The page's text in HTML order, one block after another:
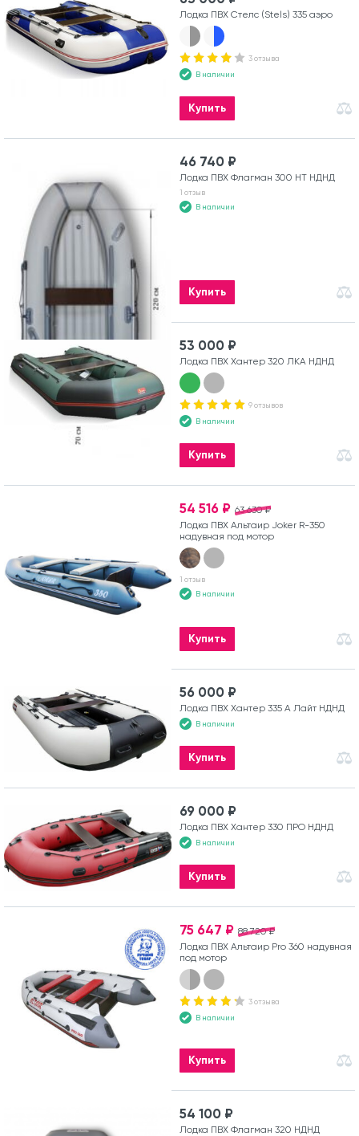
Лодка ПВХ Стелс (Stels) 335 аэро
3 отзыва
В наличии
Купить
46 740 ₽
Лодка ПВХ Флагман 300 HT НДНД
1 отзыв
В наличии
Купить
53 000 ₽
Лодка ПВХ Хантер 320 ЛКА НДНД
9 отзывов
В наличии
Купить
63 630 ₽
54 516 ₽
Лодка ПВХ Альтаир Joker R-350
надувная под мотор
1 отзыв
В наличии
Купить
56 000 ₽
Лодка ПВХ Хантер 335 А Лайт НДНД
В наличии
Купить
69 000 ₽
Лодка ПВХ Хантер 330 ПРО НДНД
В наличии
Купить
88 720 ₽
75 647 ₽
Лодка ПВХ Альтаир Pro 360 надувная
под мотор
3 отзыва
В наличии
Купить
54 100 ₽
Лодка ПВХ Флагман 320 НДНД